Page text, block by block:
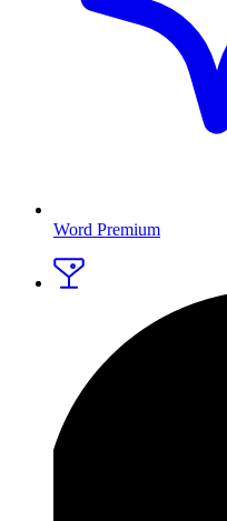
Word Premium